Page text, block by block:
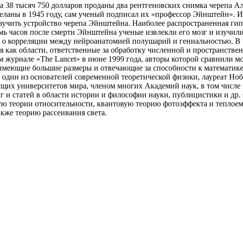
тысяч 750 долларов проданы два рентгеновских снимка черепа
в 1945 году, сам ученый подписал их «профессор Эйнштейн».
устройство черепа Эйнштейна. Наиболее распространенная
часов после смерти Эйнштейна ученые извлекли его мозг и
корреляции между нейроанатомией полушарий и гениальностью.
области, ответственные за обработку численной и
«The Lancet» в июне 1999 года, авторы которой сравнили
большие размеры и отвечающие за способности к
из основателей современной теоретической физики, лауреат
университетов мира, членом многих Академий наук, в том
и статей в области истории и философии науки, публицистики и
относительности, квантовую теорию фотоэффекта и
теорию рассеивания света.